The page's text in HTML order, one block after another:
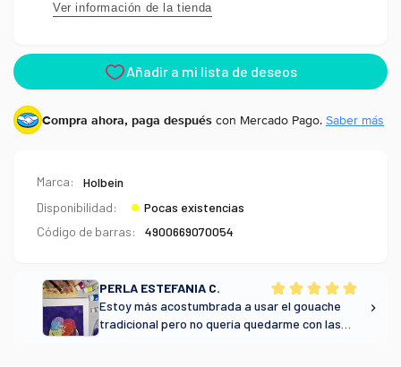
Ver información de la tienda
Compra ahora, paga después con Mercado Pago. Saber más
Marca:
Holbein
Disponibilidad:
Pocas existencias
Código de barras:
4900669070054